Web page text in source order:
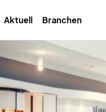
Aktuell Branchen